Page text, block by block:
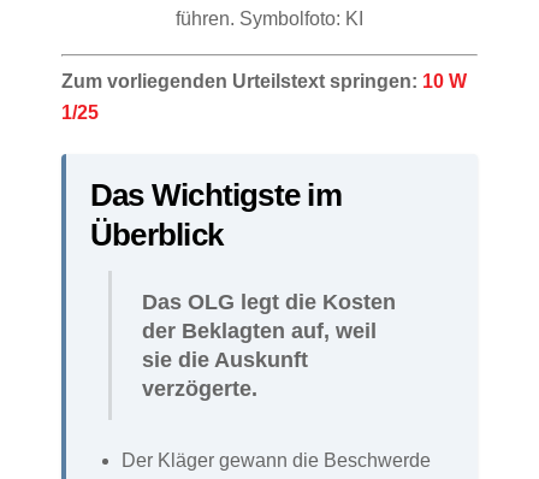
führen. Symbolfoto: KI
Zum vorliegenden Urteilstext springen: 10 W
1/25
Das Wichtigste im
Überblick
Das OLG legt die Kosten
der Beklagten auf, weil
sie die Auskunft
verzögerte.
Der Kläger gewann die Beschwerde